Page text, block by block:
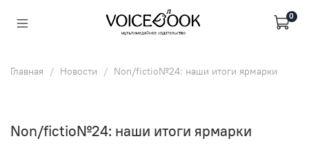
0
Главная Новости Non/fictio№24: наши итоги ярмарки
Non/fictio№24: наши итоги ярмарки